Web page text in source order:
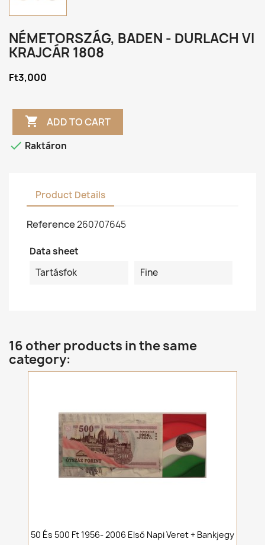
NÉMETORSZÁG, BADEN - DURLACH VI
KRAJCÁR 1808
Ft3,000
 ADD TO CART
 Raktáron
Product Details
Reference260707645
Data sheet
Tartásfok
Fine
16 other products in the same
category:
50 És 500 Ft 1956- 2006 Első Napi Veret + Bankjegy